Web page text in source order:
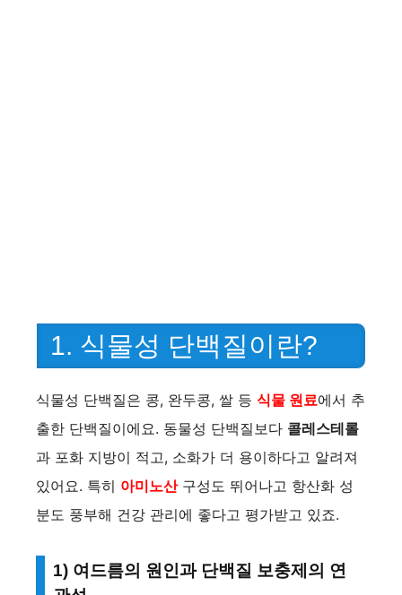
1. 식물성 단백질이란?
식물성 단백질은 콩, 완두콩, 쌀 등 식물 원료에서 추
출한 단백질이에요. 동물성 단백질보다 콜레스테롤
과 포화 지방이 적고, 소화가 더 용이하다고 알려져
있어요. 특히 아미노산구성도 뛰어나고 항산화 성
분도 풍부해 건강 관리에 좋다고 평가받고 있죠.
1) 여드름의 원인과 단백질 보충제의 연